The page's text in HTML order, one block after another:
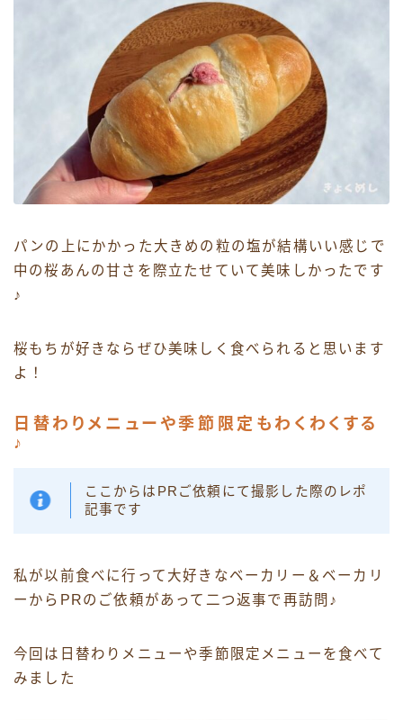
パンの上にかかった大きめの粒の塩が結構いい感じで
中の桜あんの甘さを際立たせていて美味しかったです
♪
桜もちが好きならぜひ美味しく食べられると思います
よ！
日替わりメニューや季節限定もわくわくする
♪
ここからはPRご依頼にて撮影した際のレポ
記事です
私が以前食べに行って大好きなベーカリー＆ベーカリ
ーからPRのご依頼があって二つ返事で再訪問♪
今回は日替わりメニューや季節限定メニューを食べて
みました